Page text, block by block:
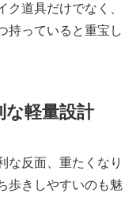
ク道具だけでなく、
持っていると重宝し
な軽量設計
な反面、重たくなり
歩きしやすいのも魅